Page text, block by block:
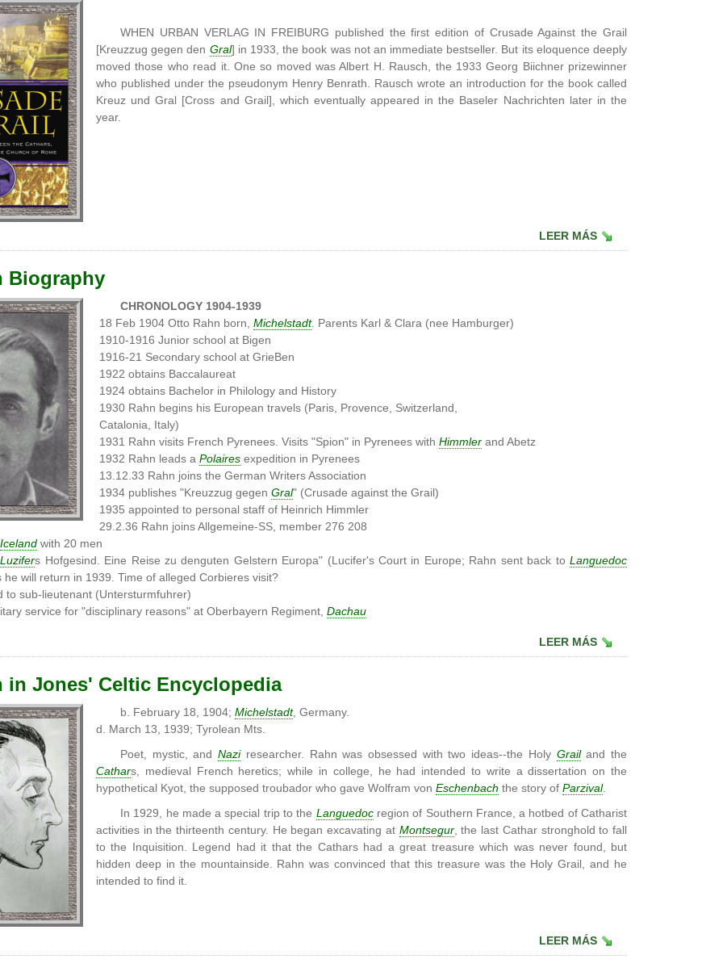
WHEN URBAN VERLAG IN FREIBURG published the first edition of Crusade Against the Grail
[Kreuzzug gegen den Gral] in 1933, the book was not an immediate bestseller. But its eloquence deeply
moved those who read it. One so moved was Albert H. Rausch, the 1933 Georg Biichner prizewinner
who published under the pseudonym Henry Benrath. Rausch wrote an introduction for the book called
Kreuz und Gral [Cross and Grail], which eventually appeared in the Baseler Nachrichten later in the
year.
LEER MÁS
Biography
CHRONOLOGY 1904-1939
18 Feb 1904 Otto Rahn born, Michelstadt. Parents Karl & Clara (nee Hamburger)
1910-1916 Junior school at Bigen
1916-21 Secondary school at GrieBen
1922 obtains Baccalaureat
1924 obtains Bachelor in Philology and History
1930 Rahn begins his European travels (Paris, Provence, Switzerland,
Catalonia, Italy)
1931 Rahn visits French Pyrenees. Visits "Spion" in Pyrenees with Himmler and Abetz
1932 Rahn leads a Polaires expedition in Pyrenees
13.12.33 Rahn joins the German Writers Association
1934 publishes "Kreuzzug gegen Gral" (Crusade against the Grail)
1935 appointed to personal staff of Heinrich Himmler
29.2.36 Rahn joins Allgemeine-SS, member 276 208
Iceland with 20 men
Luzifers Hofgesind. Eine Reise zu denguten Gelstern Europa" (Lucifer's Court in Europe; Rahn sent back toLanguedoc
he will return in 1939. Time of alleged Corbieres visit?
to sub-lieutenant (Untersturmfuhrer)
service for "disciplinary reasons" at Oberbayern Regiment, Dachau
LEER MÁS
in Jones' Celtic Encyclopedia
b. February 18, 1904; Michelstadt, Germany.
d. March 13, 1939; Tyrolean Mts.
Poet, mystic, andNaziresearcher. Rahn was obsessed with two ideas--the Holy Grailand the
Cathars, medieval French heretics; while in college, he had intended to write a dissertation on the
hypothetical Kyot, the supposed troubador who gave Wolfram von Eschenbach the story of Parzival.
In 1929, he made a special trip to the Languedocregion of Southern France, a hotbed of Catharist
activities in the thirteenth century. He began excavating at Montsegur, the last Cathar stronghold to fall
to the Inquisition. Legend had it that the Cathars had a great treasure which was never found, but
hidden deep in the mountainside. Rahn was convinced that this treasure was the Holy Grail, and he
intended to find it.
LEER MÁS